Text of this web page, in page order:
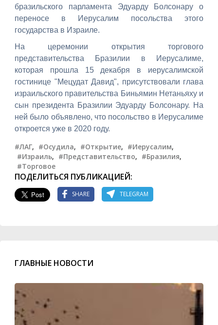
бразильского парламента Эдуарду Болсонару о
переносе в Иерусалим посольства этого
государства в Израиле.
На церемонии открытия торгового
представительства Бразилии в Иерусалиме,
которая прошла 15 декабря в иерусалимской
гостинице "Мецудат Давид", присутствовали глава
израильского правительства Биньямин Нетаньяху и
сын президента Бразилии Эдуарду Болсонару. На
ней было объявлено, что посольство в Иерусалиме
откроется уже в 2020 году.
#ЛАГ, #Осудила, #Открытие, #Иерусалим,
#Израиль, #Представительство, #Бразилия,
#Торговое
ПОДЕЛИТЬСЯ ПУБЛИКАЦИЕЙ:
SHARE TELEGRAM
ГЛАВНЫЕ НОВОСТИ